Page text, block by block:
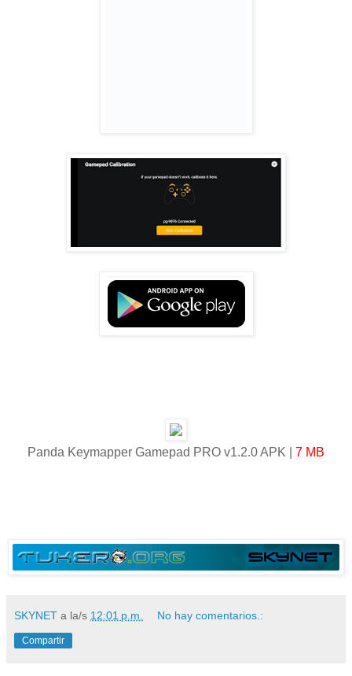
Panda Keymapper Gamepad PRO v1.2.0 APK | 7 MB
SKYNET a la/s 12:01 p.m. No hay comentarios.:
Compartir